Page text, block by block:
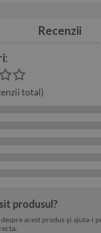
Recenzii
total)
produsul?
despre acest produs și ajuta-i